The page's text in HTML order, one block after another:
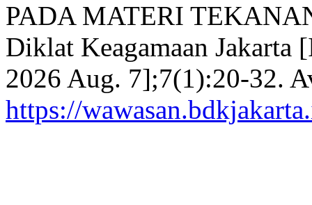
PADA MATERI
Diklat Keagamaan Jakarta
2026 Aug. 7];7(1):20-32.
https://